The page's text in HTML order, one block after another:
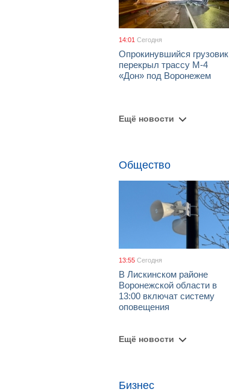
14:01 Сегодня
Опрокинувшийся грузовик
перекрыл трассу М-4
«Дон» под Воронежем
Ещё новости
Общество
13:55 Сегодня
В Лискинском районе
Воронежской области в
13:00 включат систему
оповещения
Ещё новости
Бизнес